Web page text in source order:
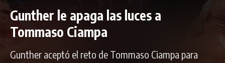
Gunther le apaga las luces a
Tommaso Ciampa
Gunther aceptó el reto de Tommaso Ciampa para